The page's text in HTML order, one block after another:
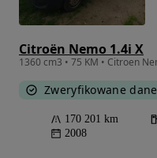
Citroën Nemo 1.4i X
Zweryfikowane dane
170 201 km
2008